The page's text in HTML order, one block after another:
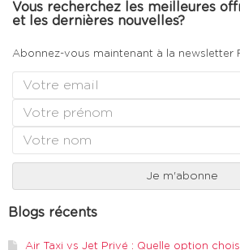
Vous recherchez les meilleures
et les dernières nouvelles?
Abonnez-vous maintenant à la newsletter
Blogs récents
Air Taxi vs Jet Privé : Quelle option